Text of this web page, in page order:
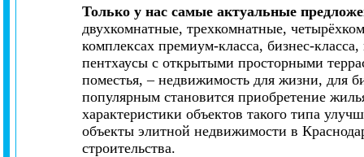
Только у нас самые актуальные
двухкомнатные, трехкомнатные,
комплексах премиум-класса, бизнес-
пентхаусы с открытыми просторными
поместья, – недвижимость для жизни, для
популярным становится приобретение
характеристики объектов такого типа
объекты элитной недвижимости в
строительства.